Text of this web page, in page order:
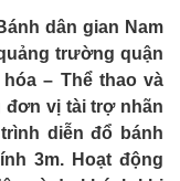
dân gian Nam
trường quận
– Thể thao và
đơn vị tài trợ nhãn
diễn đổ bánh
3m. Hoạt động